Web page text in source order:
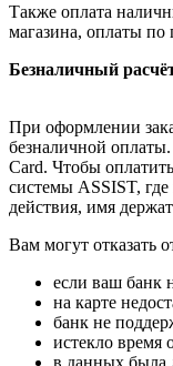
Также оплата
магазина, оплаты по
Безналичный
При оформлении
безналичной
Card. Чтобы
системы ASSIST,
действия, имя
Вам могут отказать
если ваш банк
на карте
банк не
истекло время
в данных была